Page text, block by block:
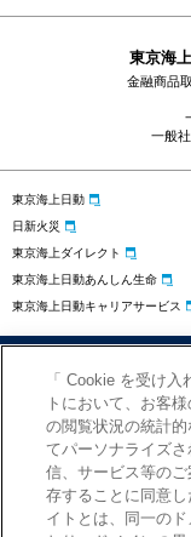
東京海
金融商品
一般
東京海上日動
日新火災
東京海上ダイレクト
東京海上日動あんしん生命
東京海上日動キャリアサービス
お
「 Cookie を受け
トにおいて、お客
の閲覧状況の統計
てパーソナライズ
信、サービス等の
存することに同意
イトとは、同一の